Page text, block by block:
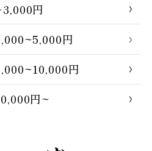
円
円
円
円~